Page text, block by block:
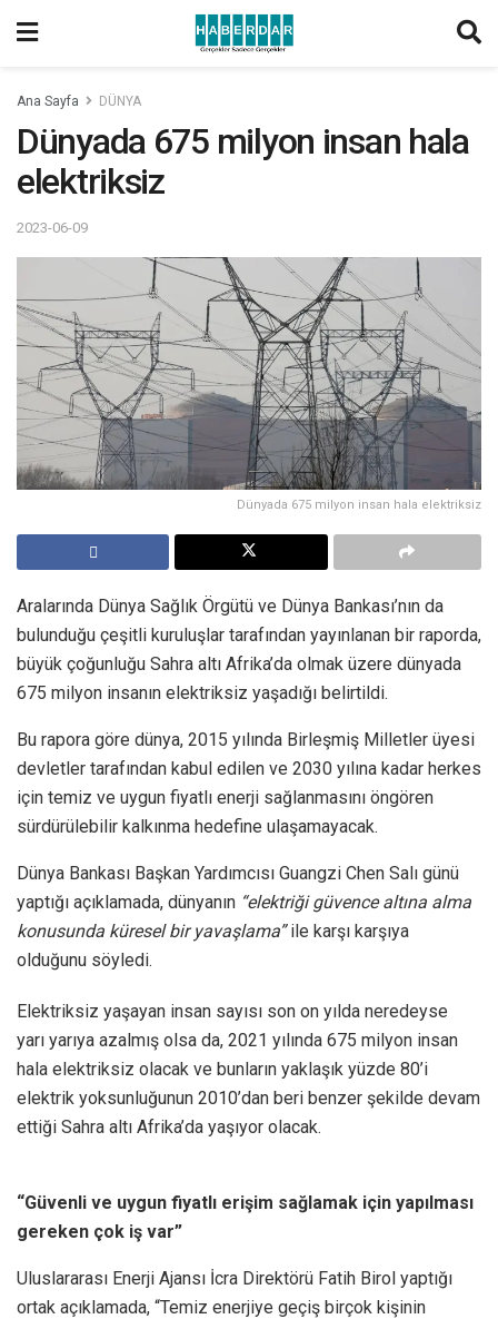
Ana Sayfa DÜNYA
Dünyada 675 milyon insan hala
elektriksiz
2023-06-09
Dünyada 675 milyon insan hala elektriksiz
Aralarında Dünya Sağlık Örgütü ve Dünya Bankası’nın da
bulunduğu çeşitli kuruluşlar tarafından yayınlanan bir raporda,
büyük çoğunluğu Sahra altı Afrika’da olmak üzere dünyada
675 milyon insanın elektriksiz yaşadığı belirtildi.
Bu rapora göre dünya, 2015 yılında Birleşmiş Milletler üyesi
devletler tarafından kabul edilen ve 2030 yılına kadar herkes
için temiz ve uygun fiyatlı enerji sağlanmasını öngören
sürdürülebilir kalkınma hedefine ulaşamayacak.
Dünya Bankası Başkan Yardımcısı Guangzi Chen Salı günü
yaptığı açıklamada, dünyanın “elektriği güvence altına alma
konusunda küresel bir yavaşlama”ile karşı karşıya
olduğunu söyledi.
Elektriksiz yaşayan insan sayısı son on yılda neredeyse
yarı yarıya azalmış olsa da, 2021 yılında 675 milyon insan
hala elektriksiz olacak ve bunların yaklaşık yüzde 80’i
elektrik yoksunluğunun 2010’dan beri benzer şekilde devam
ettiği Sahra altı Afrika’da yaşıyor olacak.
“Güvenli ve uygun fiyatlı erişim sağlamak için yapılması
gereken çok iş var”
Uluslararası Enerji Ajansı İcra Direktörü Fatih Birol yaptığı
ortak açıklamada, “Temiz enerjiye geçiş birçok kişinin